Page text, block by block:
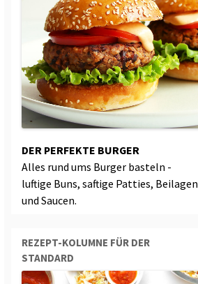
DER PERFEKTE BURGER
Alles rund ums Burger basteln -
luftige Buns, saftige Patties, Beilagen
und Saucen.
REZEPT-KOLUMNE FÜR DER
STANDARD